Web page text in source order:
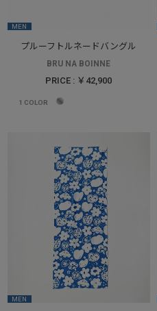
MEN
プルーフトルネードバングル
BRU NA BOINNE
PRICE : ￥42,900
1 COLOR
MEN